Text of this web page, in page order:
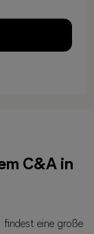
C&A in
eine große